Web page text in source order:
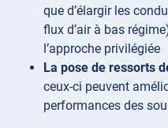
que d’élargir les
flux d’air à bas
l’approche privilégiée
La pose de ressorts
ceux-ci peuvent
performances des